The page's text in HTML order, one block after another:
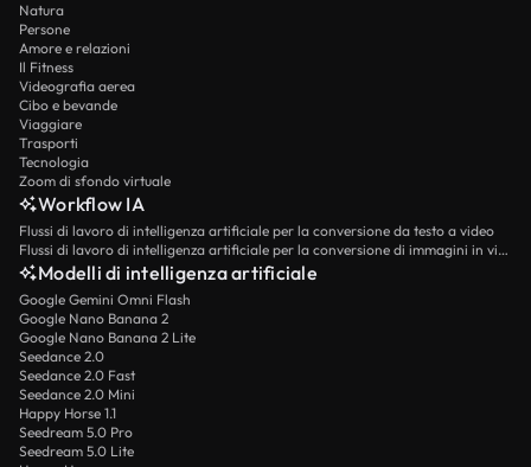
Natura
Persone
Amore e relazioni
Il Fitness
Videografia aerea
Cibo e bevande
Viaggiare
Trasporti
Tecnologia
Zoom di sfondo virtuale
Workflow IA
Flussi di lavoro di intelligenza artificiale per la conversione da testo a video
Flussi di lavoro di intelligenza artificiale per la conversione di immagini in video
Modelli di intelligenza artificiale
Google Gemini Omni Flash
Google Nano Banana 2
Google Nano Banana 2 Lite
Seedance 2.0
Seedance 2.0 Fast
Seedance 2.0 Mini
Happy Horse 1.1
Seedream 5.0 Pro
Seedream 5.0 Lite